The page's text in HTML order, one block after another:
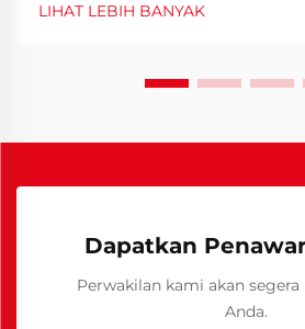
umumnya pembelajaran jarak jauh
LIHAT LEBIH BANYAK
Dapatkan
Perwakilan kami akan
Anda.